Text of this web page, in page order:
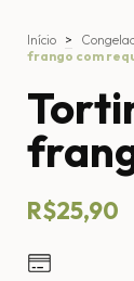
Início >
frango com
R$25,90